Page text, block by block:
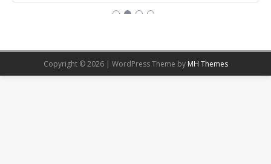
Copyright © 2026 | WordPress Theme by MH Themes